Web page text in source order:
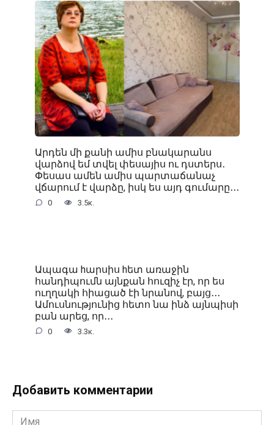
Արդեն մի քանի ամիս բնակարանս
վարձով եմ տվել փեսայիս ու դստերս․
Փեսաս ամեն ամիս պարտաճանաչ
վճարում է վարձը, իսկ ես այդ գումարը․․․
0 3.5к.
Ապագա hարսիս hետ առաջին
հանդիպումն այնքան հուզիչ էր, որ ես
ուղղակի հիացած էի նրանով, բայց․․․
Ամուսնությունից հետո նա ինձ այնպիսի
բան արեց, որ․․․
0 3.3к.
Добавить комментарии
Имя